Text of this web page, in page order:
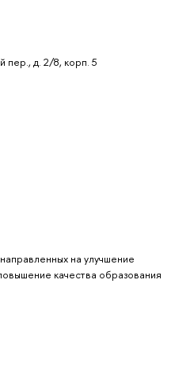
пер., д. 2/8, корп. 5
на улучшение
качества образования